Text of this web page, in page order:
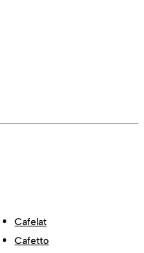
Cafelat
Cafetto